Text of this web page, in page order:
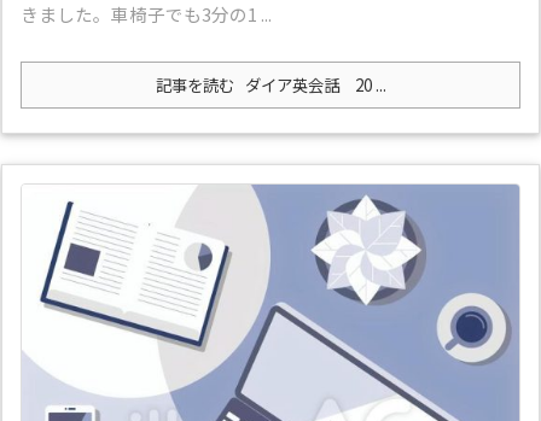
きました。車椅子でも3分の1 ...
記事を読む ダイア英会話 20 ...